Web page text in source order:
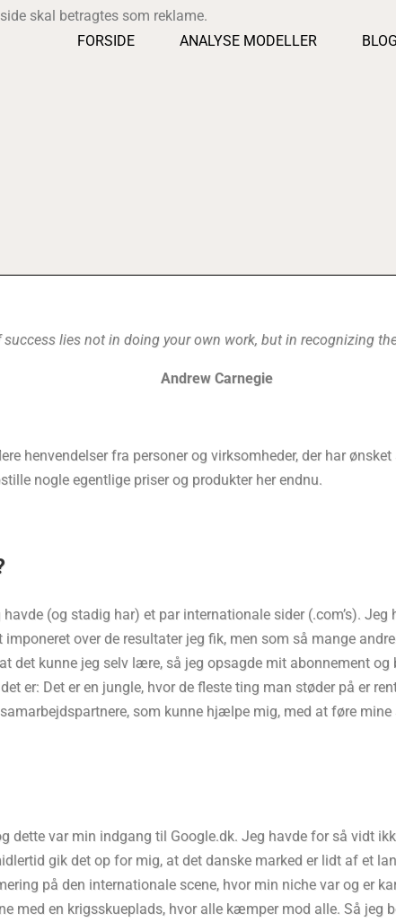
skal betragtes som reklame.
FORSIDE
ANALYSE MODELLER
success lies not in doing your own work, but in recognizing
Andrew Carnegie
henvendelser fra personer og virksomheder, der har
nogle egentlige priser og produkter her endnu.
(og stadig har) et par internationale sider (.com’s).
over de resultater jeg fik, men som så mange
det kunne jeg selv lære, så jeg opsagde mit abonnement
er: Det er en jungle, hvor de fleste ting man støder på er
som kunne hjælpe mig, med at føre
dette var min indgang til Google.dk. Jeg havde for så vidt
gik det op for mig, at det danske marked er lidt af et
på den internationale scene, hvor min niche var og er
med en krigsskueplads, hvor alle kæmper mod alle. Så jeg